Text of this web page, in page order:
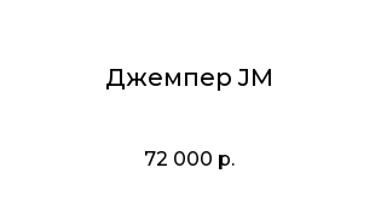
Джемпер JM
72 000 р.